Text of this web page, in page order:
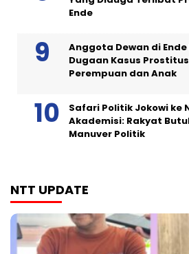
Ende
Anggota Dewan di
Dugaan Kasus
Perempuan dan Anak
Safari Politik Jokowi ke
Akademisi: Rakyat
Manuver Politik
NTT UPDATE